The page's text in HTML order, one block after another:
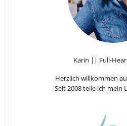
Karin || Full-
Herzlich willkommen
Seit 2008 teile ich mein